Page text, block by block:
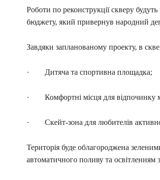
Роботи по реконструкції скверу
бюджету, який привернув народний
Завдяки запланованому проекту, в
· Дитяча та спортивна площадка;
· Комфортні місця для відпочинку
· Скейт-зона для любителів
Територія буде облагороджена
автоматичного поливу та освітленням